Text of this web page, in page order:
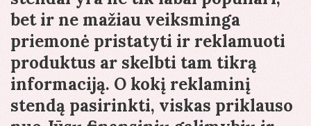
bet ir ne mažiau veiksminga
priemonė pristatyti ir reklamuoti
produktus ar skelbti tam tikrą
informaciją. O kokį reklaminį
stendą pasirinkti, viskas priklauso